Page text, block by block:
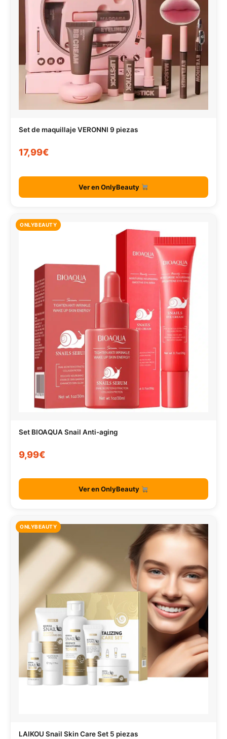
Set de maquillaje VERONNI 9 piezas
17,99€
Ver en OnlyBeauty
ONLYBEAUTY
Set BIOAQUA Snail Anti-aging
9,99€
Ver en OnlyBeauty
ONLYBEAUTY
LAIKOU Snail Skin Care Set 5 piezas